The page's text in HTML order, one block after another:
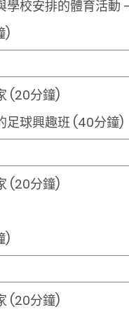
學校安排的體育活動
)
(20分鐘)
足球興趣班 (40分鐘)
(20分鐘)
)
(20分鐘)